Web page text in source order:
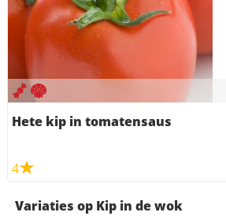
Hete kip in tomatensaus
4
Variaties op Kip in de wok